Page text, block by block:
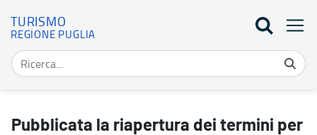
TURISMO
REGIONE PUGLIA
Pubblicata la riapertura dei termini per